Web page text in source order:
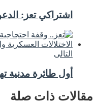
اشتراكي تعز:
التالى
أول طائرة مدنية
مقالات ذات صلة